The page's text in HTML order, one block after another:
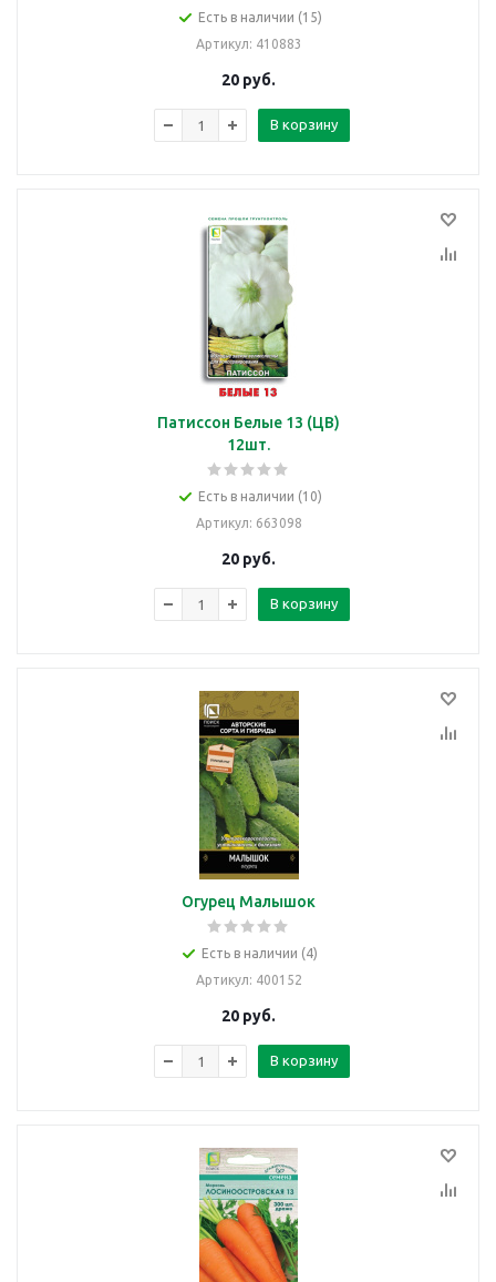
Есть в наличии (15)
Артикул: 410883
20 руб.
В корзину
Патиссон Белые 13 (ЦВ)
12шт.
Есть в наличии (10)
Артикул: 663098
20 руб.
В корзину
Огурец Малышок
Есть в наличии (4)
Артикул: 400152
20 руб.
В корзину